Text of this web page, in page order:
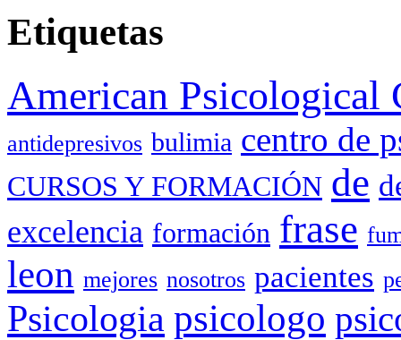
Etiquetas
American Psicological
antidepresivos bulimia centro de
CURSOS Y FORMACIÓN de
excelencia formación frase
leon mejores nosotros pacientes
Psicologia psicologo